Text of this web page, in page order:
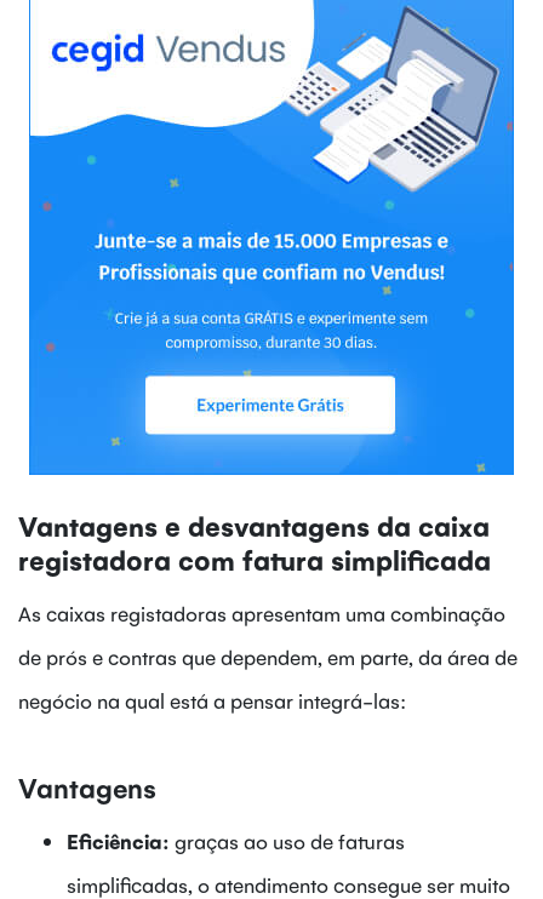
Vantagens e desvantagens da caixa
registadora com fatura simplificada
As caixas registadoras apresentam uma combinação
de prós e contras que dependem, em parte, da área de
negócio na qual está a pensar integrá-las:
Vantagens
Eficiência: graças ao uso de faturas
simplificadas, o atendimento consegue ser muito